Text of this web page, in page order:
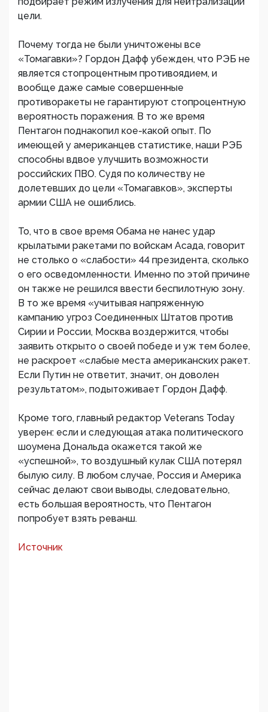
цели.
Почему тогда не были уничтожены все
«Томагавки»? Гордон Дафф убежден, что РЭБ не
является стопроцентным противоядием, и
вообще даже самые совершенные
противоракеты не гарантируют стопроцентную
вероятность поражения. В то же время
Пентагон поднакопил кое-какой опыт. По
имеющей у американцев статистике, наши РЭБ
способны вдвое улучшить возможности
российских ПВО. Судя по количеству не
долетевших до цели «Томагавков», эксперты
армии США не ошиблись.
То, что в свое время Обама не нанес удар
крылатыми ракетами по войскам Асада, говорит
не столько о «слабости» 44 президента, сколько
о его осведомленности. Именно по этой причине
он также не решился ввести беспилотную зону.
В то же время «учитывая напряженную
кампанию угроз Соединенных Штатов против
Сирии и России, Москва воздержится, чтобы
заявить открыто о своей победе и уж тем более,
не раскроет «слабые места американских ракет.
Если Путин не ответит, значит, он доволен
результатом», подытоживает Гордон Дафф.
Кроме того, главный редактор Veterans Today
уверен: если и следующая атака политического
шоумена Дональда окажется такой же
«успешной», то воздушный кулак США потерял
былую силу. В любом случае, Россия и Америка
сейчас делают свои выводы, следовательно,
есть большая вероятность, что Пентагон
попробует взять реванш.
Источник